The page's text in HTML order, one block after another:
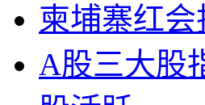
柬埔寨红
A股三大股